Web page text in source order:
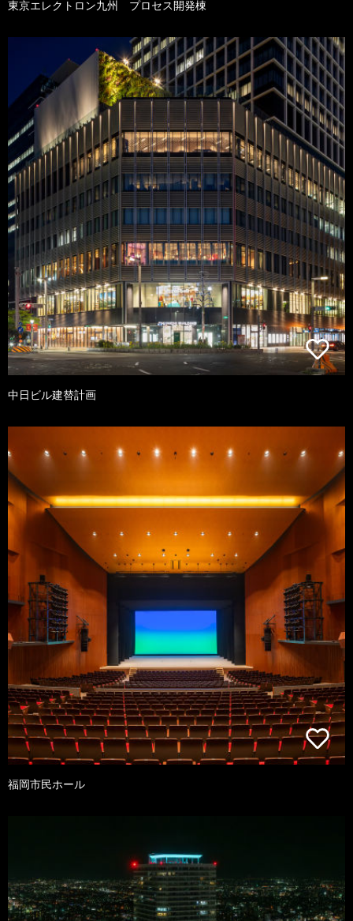
東京エレクトロン九州 プロセス開発棟
中日ビル建替計画
福岡市民ホール